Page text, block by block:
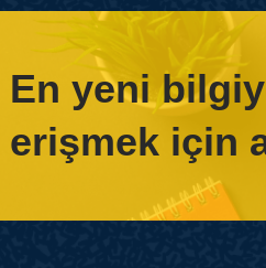
En yeni
erişmek için